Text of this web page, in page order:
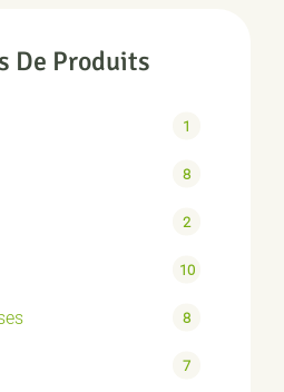
De Produits
1
8
2
10
8
7